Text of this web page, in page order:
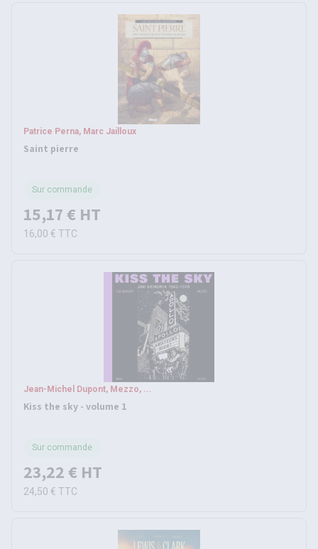
Patrice Perna, Marc Jailloux
Saint pierre
Sur commande
15,17 € HT
16,00 € TTC
Jean-Michel Dupont, Mezzo, ...
Kiss the sky - volume 1
Sur commande
23,22 € HT
24,50 € TTC